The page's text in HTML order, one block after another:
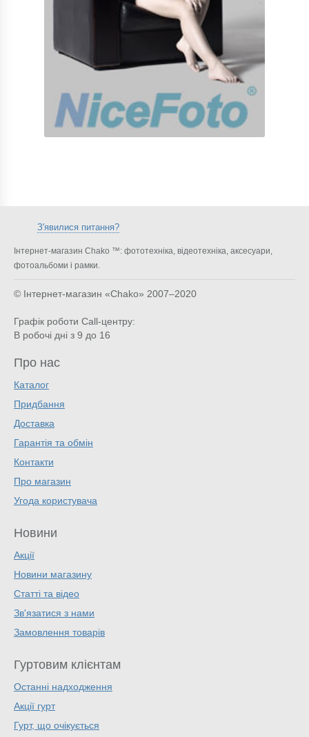
З'явилися питання?
Інтернет-магазин Chako ™: фототехніка, відеотехніка, аксесуари,
фотоальбоми і рамки.
© Інтернет-магазин «Chako» 2007–2020
Графік роботи Call-центру:
В робочі дні з 9 до 16
Про нас
Каталог
Придбання
Доставка
Гарантія та обмін
Контакти
Про магазин
Угода користувача
Новини
Акції
Новини магазину
Статті та відео
Зв'язатися з нами
Замовлення товарів
Гуртовим клієнтам
Останні надходження
Акції гурт
Гурт, що очікується